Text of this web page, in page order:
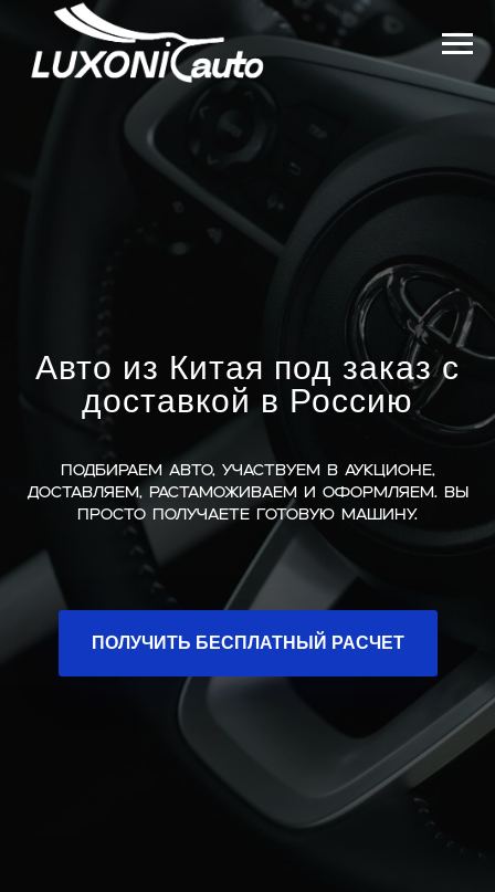
Авто из Китая под заказ с
доставкой в Россию
Подбираем авто, участвуем в аукционе,
доставляем, растаможиваем и оформляем. Вы
просто получаете готовую машину.
ПОЛУЧИТЬ БЕСПЛАТНЫЙ РАСЧЕТ